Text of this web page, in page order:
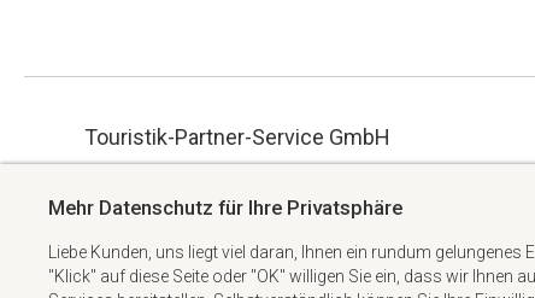
Touristik-Partner-Service GmbH
+49 6074 6982738
63322 Rödermark
Mehr Datenschutz für Ihre Privatsphäre
Liebe Kunden, uns liegt viel daran, Ihnen ein rundum
"Klick" auf diese Seite oder "OK" willigen Sie ein, dass wir Ihnen